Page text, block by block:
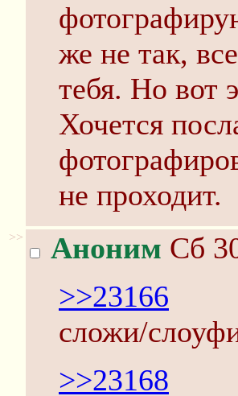
же не так,
тебя. Но вот
Хочется
не проходит.
>> Аноним Сб
>>23166
сложи/
>>23168